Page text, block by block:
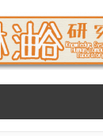
油谷
学研究科 学際
学科(大学院 理